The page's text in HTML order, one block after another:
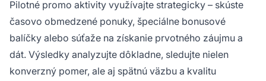
Pilotné promo aktivity využívajte strategicky – skúste
časovo obmedzené ponuky, špeciálne bonusové
balíčky alebo súťaže na získanie prvotného záujmu a
dát. Výsledky analyzujte dôkladne, sledujte nielen
konverzný pomer, ale aj spätnú väzbu a kvalitu